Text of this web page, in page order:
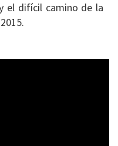
el difícil camino de la